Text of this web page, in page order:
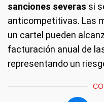
sanciones severas si
anticompetitivas. Las
un cartel pueden
facturación anual de
representando un